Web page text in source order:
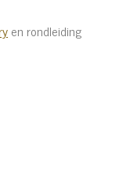
en rondleiding